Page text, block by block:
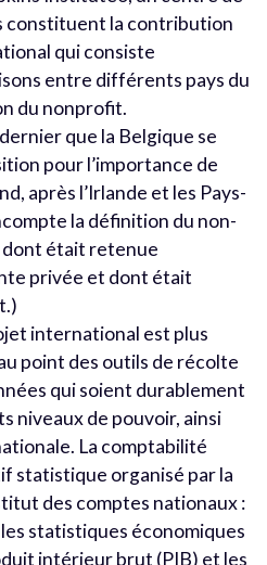
constituent la contribution
qui consiste
entre différents pays du
du nonprofit.
que la Belgique se
pour l’importance de
après l’Irlande et les Pays-
la définition du non-
dont était retenue
privée et dont était
international est plus
point des outils de récolte
qui soient durablement
niveaux de pouvoir, ainsi
La comptabilité
statistique organisé par la
des comptes nationaux :
statistiques économiques
intérieur brut (PIB) et les